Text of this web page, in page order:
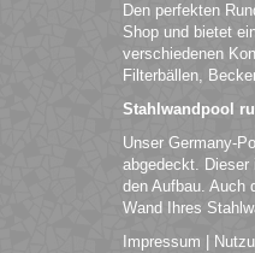
Den perfekten
Shop und bietet
verschiedenen
Filterbällen,
Stahlwandpool
Unser Germany-
abgedeckt. Dieser
den Aufbau. Auch
Wand Ihres
Impressum